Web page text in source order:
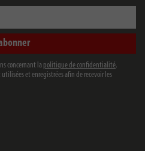
concernant la politique de confidentialité.
et enregistrées afin de recevoir les